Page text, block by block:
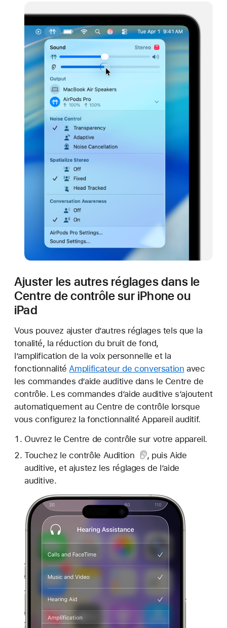
Ajuster les autres réglages dans le
Centre de contrôle sur iPhone ou
iPad
Vous pouvez ajuster d’autres réglages tels que la
tonalité, la réduction du bruit de fond,
l’amplification de la voix personnelle et la
fonctionnalitéAmplificateur de conversation avec
les commandes d’aide auditive dans le Centre de
contrôle. Les commandes d’aide auditive s’ajoutent
automatiquement au Centre de contrôle lorsque
vous configurez la fonctionnalité Appareil auditif.
Ouvrez le Centre de contrôle sur votre appareil.
Touchez le contrôle Audition
, puis Aide
auditive, et ajustez les réglages de l’aide
auditive.